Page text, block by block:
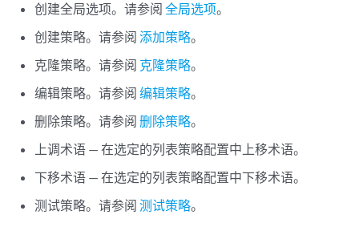
创建全局选项。请参阅全局选项。
创建策略。请参阅添加策略。
克隆策略。请参阅 克隆策略。
编辑策略。请参阅编辑策略。
删除策略。请参阅删除策略。
上调术语 — 在选定的列表策略配置中上移术语。
下移术语 — 在选定的列表策略配置中下移术语。
测试策略。请参阅测试策略。